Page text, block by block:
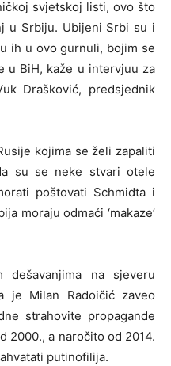
svjetskoj listi, ovo što
u Srbiju. Ubijeni Srbi su i
ih u ovo gurnuli, bojim se
u BiH, kaže u intervjuu za
Drašković, predsjednik
kojima se želi zapaliti
su se neke stvari otele
poštovati Schmidta i
moraju odmaći ‘makaze’
na sjeveru
je Milan Radoičić zaveo
strahovite propagande
2000., a naročito od 2014.
putinofilija.